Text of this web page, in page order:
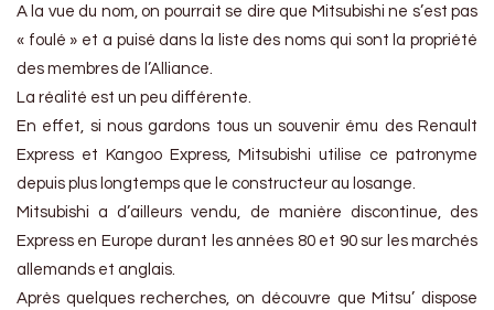
A la vue du nom, on pourrait se dire que Mitsubishi ne s’est pas
« foulé » et a puisé dans la liste des noms qui sont la propriété
des membres de l’Alliance.
La réalité est un peu différente.
En effet, si nous gardons tous un souvenir ému des Renault
Express et Kangoo Express, Mitsubishi utilise ce patronyme
depuis plus longtemps que le constructeur au losange.
Mitsubishi a d’ailleurs vendu, de manière discontinue, des
Express en Europe durant les années 80 et 90 sur les marchés
allemands et anglais.
Après quelques recherches, on découvre que Mitsu’ dispose